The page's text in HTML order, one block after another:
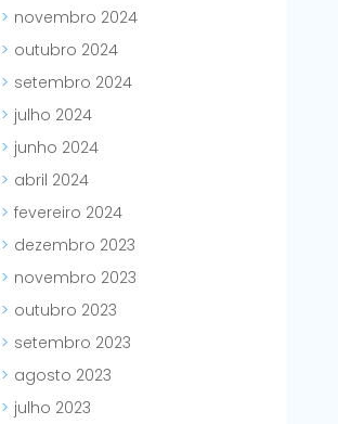
novembro 2024
outubro 2024
setembro 2024
julho 2024
junho 2024
abril 2024
fevereiro 2024
dezembro 2023
novembro 2023
outubro 2023
setembro 2023
agosto 2023
julho 2023